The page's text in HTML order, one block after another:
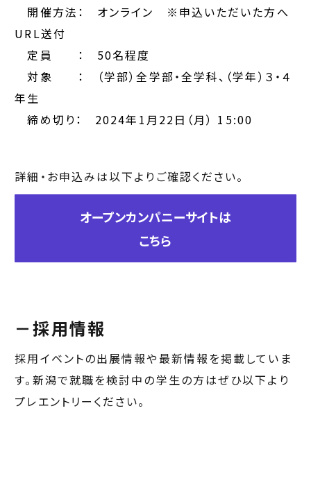
開催方法： オンライン ※申込いただいた方へ
URL送付
定員 ： 50名程度
対象 ： （学部）全学部・全学科、（学年）３・４
年生
締め切り： 2024年1月22日（月） 15:00
詳細・お申込みは以下よりご確認ください。
オープンカンパニーサイトは
こちら
－採用情報
採用イベントの出展情報や最新情報を掲載していま
す。新潟で就職を検討中の学生の方はぜひ以下より
プレエントリーください。